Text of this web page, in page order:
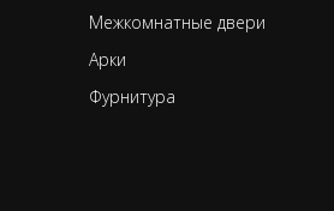
Межкомнатные двери
Арки
Фурнитура